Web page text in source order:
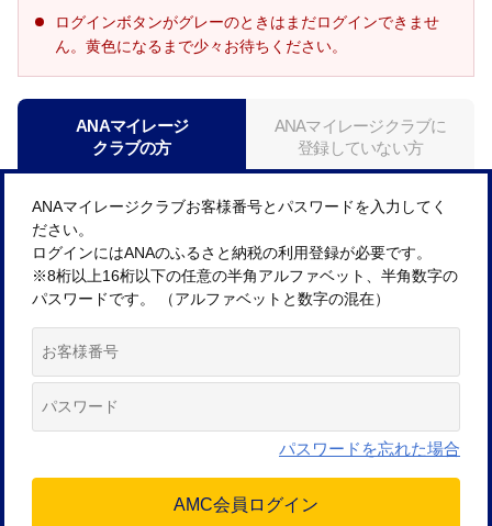
ログインボタンがグレーのときはまだログインできませ
ん。黄色になるまで少々お待ちください。
ANAマイレージ
クラブの方
ANAマイレージクラブに
登録していない方
ANAマイレージクラブお客様番号とパスワードを入力してく
ださい。
ログインにはANAのふるさと納税の利用登録が必要です。
※8桁以上16桁以下の任意の半角アルファベット、半角数字の
パスワードです。 （アルファベットと数字の混在）
パスワードを忘れた場合